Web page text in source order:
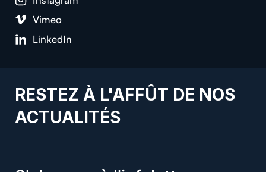
Vimeo
LinkedIn
RESTEZ À L'AFFÛT DE NOS
ACTUALITÉS